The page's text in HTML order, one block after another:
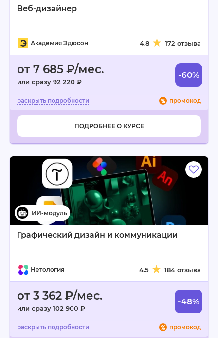
Веб-дизайнер
Академия Эдюсон 4.8 172 отзыва
от 7 685 ₽/мес.
или сразу 92 220 ₽
-60%
промокод
ПОДРОБНЕЕ О КУРСЕ
Графический дизайн и коммуникации
Нетология 4.5 184 отзыва
от 3 362 ₽/мес.
или сразу 102 900 ₽
-48%
промокод